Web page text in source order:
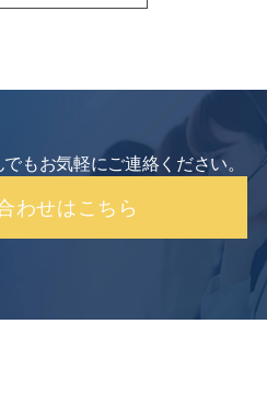
もお気軽にご連絡ください。
わせはこちら